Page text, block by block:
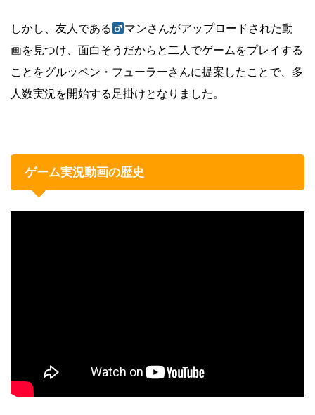
しかし、友人である
マンさんがアップロードされた動
画を見つけ、面白そうだからと二人でゲームをプレイする
ことをグルッペン・フューラーさんに提案したことで、多
人数実況を開始する足掛けとなりました。
ゲーム実況動画の歴史